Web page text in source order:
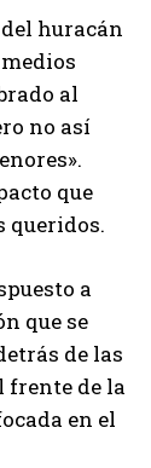
huracán
al
no así
que
queridos.
a
que se
de las
frente de la
en el